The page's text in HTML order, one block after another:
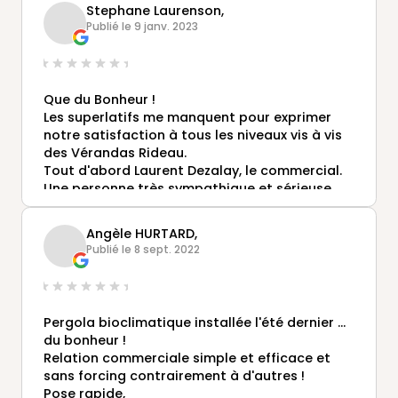
Stephane Laurenson,
Publié le 9 janv. 2023
Que du Bonheur !
Les superlatifs me manquent pour exprimer
notre satisfaction à tous les niveaux vis à vis
des Vérandas Rideau.
Tout d'abord Laurent Dezalay, le commercial.
Une personne très sympathique et sérieuse
qui nous a admirablement bien conseillé, sans
chercher à nous "vendre" quelque chose dont
nous n'aurions pas besoin.
Un suivi plus que parfait avec Monsieur
Dezalay qui vous tient régulièrement au
courant de l'avancée de votre projet.
Ensuite les deux poseurs; 2 supers
professionnels d'une gentillesse absolue,
aimant leur métier et le faisant avec un sens
aigu du travail bien fait.
Enfin et ce n'est pas la moindre affaire, un prix
Angèle HURTARD,
Publié le 8 sept. 2022
Pergola bioclimatique installée l'été dernier ...
du bonheur !
Relation commerciale simple et efficace et
sans forcing contrairement à d'autres !
Pose rapide,